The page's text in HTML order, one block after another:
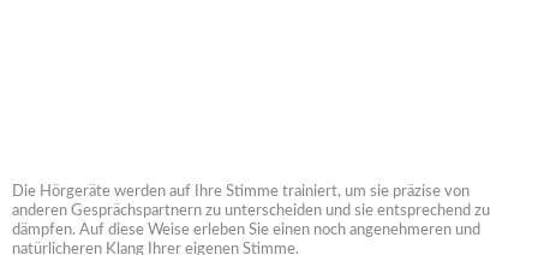
Die Hörgeräte werden auf Ihre Stimme trainiert, um sie präzise von
anderen Gesprächspartnern zu unterscheiden und sie entsprechend zu
dämpfen. Auf diese Weise erleben Sie einen noch angenehmeren und
natürlicheren Klang Ihrer eigenen Stimme.